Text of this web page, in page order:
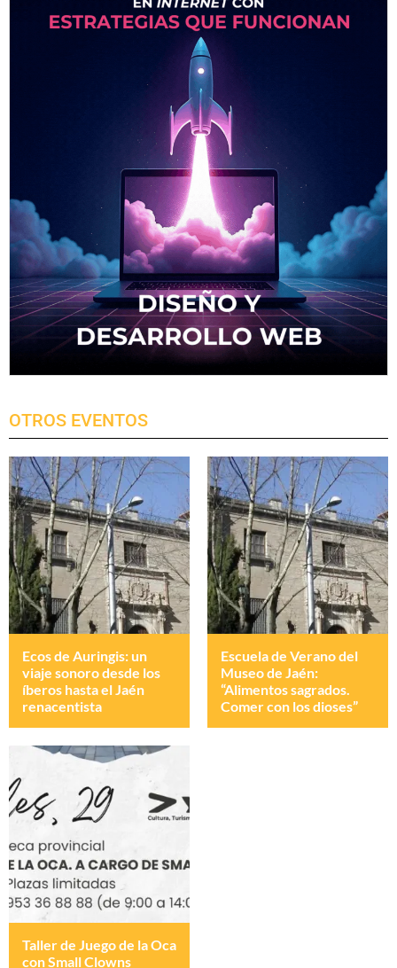
OTROS EVENTOS
Ecos de Auringis: un
viaje sonoro desde los
íberos hasta el Jaén
renacentista
Escuela de Verano del
Museo de Jaén:
“Alimentos sagrados.
Comer con los dioses”
Taller de Juego de la Oca
con Small Clowns